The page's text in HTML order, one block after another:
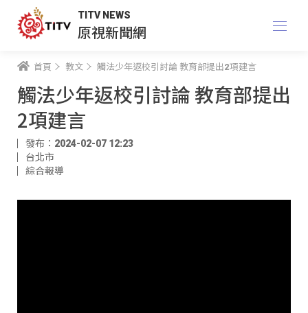
TITV NEWS
原視新聞網
首頁 教文 觸法少年返校引討論 教育部提出2項建言
觸法少年返校引討論 教育部提出
2項建言
發布：2024-02-07 12:23
台北市
綜合報導